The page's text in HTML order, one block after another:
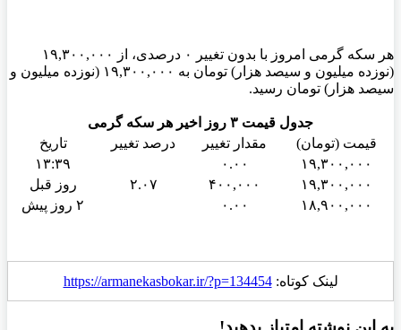
هر سکه گرمی امروز با بدون تغییر ۰ درصدی، از ۱۹,۳۰۰,۰۰۰
(نوزده میلیون و سیصد هزار) تومان به ۱۹,۳۰۰,۰۰۰ (نوزده میلیون و
سیصد هزار) تومان رسید.
جدول قیمت ۳ روز اخیر هر سکه گرمی
قیمت (تومان)
مقدار تغییر درصد تغییر
تاریخ
۱۹,۳۰۰,۰۰۰
۰.۰۰
۱۳:۳۹
۱۹,۳۰۰,۰۰۰
۴۰۰,۰۰۰ ۲.۰۷
روز قبل
۱۸,۹۰۰,۰۰۰
۰.۰۰ ۲ روز پیش
لینک کوتاه:https://armanekasbokar.ir/?p=134454